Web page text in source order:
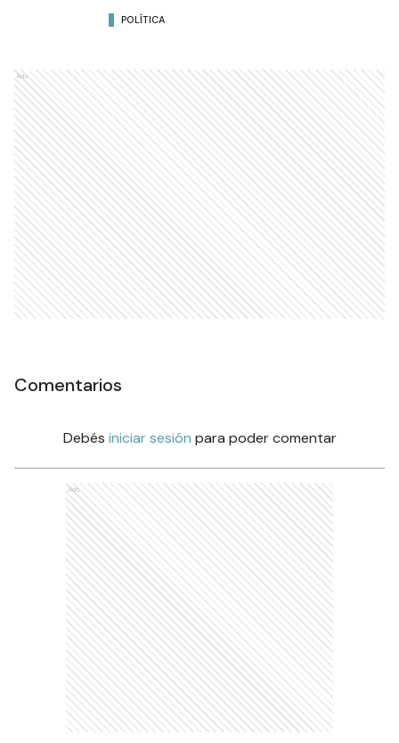
POLÍTICA
Ads
Comentarios
Debés iniciar sesión para poder comentar
Ads